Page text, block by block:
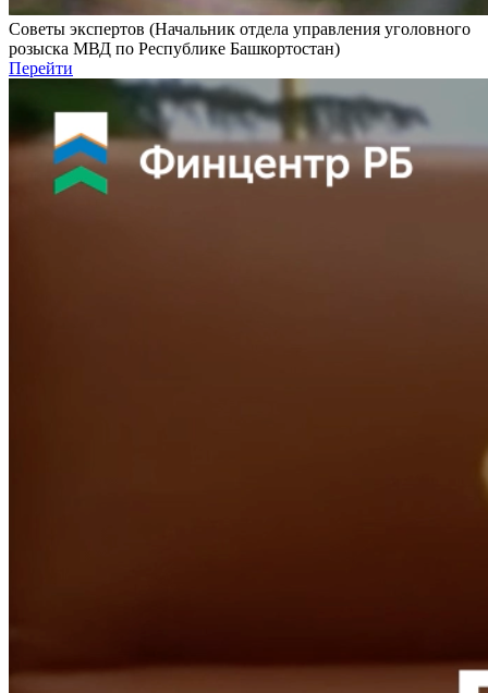
Советы экспертов (Начальник отдела управления уголовного
розыска МВД по Республике Башкортостан)
Перейти